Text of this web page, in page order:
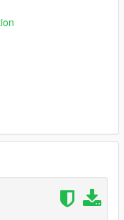
de Mexico